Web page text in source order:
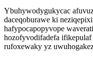
Ybuhywodygukycac
daceqoburawe ki
hafypocapopyvope
hozofyvodifadefa
rufoxewaky yz